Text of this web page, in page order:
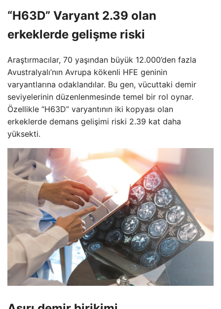
“H63D” Varyant 2.39 olan
erkeklerde gelişme riski
Araştırmacılar, 70 yaşından büyük 12.000’den fazla
Avustralyalı’nın Avrupa kökenli HFE geninin
varyantlarına odaklandılar. Bu gen, vücuttaki demir
seviyelerinin düzenlenmesinde temel bir rol oynar.
Özellikle “H63D” varyantının iki kopyası olan
erkeklerde demans gelişimi riski 2.39 kat daha
yüksekti.